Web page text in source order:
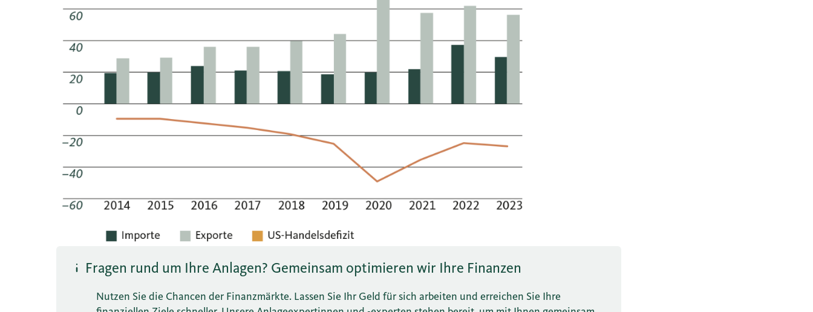
Fragen rund um Ihre Anlagen? Gemeinsam optimieren wir Ihre Finanzen
Nutzen Sie die Chancen der Finanzmärkte. Lassen Sie Ihr Geld für sich arbeiten und erreichen Sie Ihre